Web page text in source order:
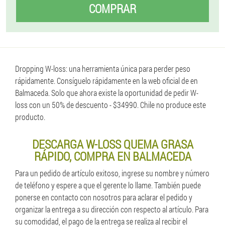
COMPRAR
Dropping W-loss: una herramienta única para perder peso
rápidamente. Consíguelo rápidamente en la web oficial de en
Balmaceda. Solo que ahora existe la oportunidad de pedir W-
loss con un 50% de descuento - $34990. Chile no produce este
producto.
DESCARGA W-LOSS QUEMA GRASA
RÁPIDO, COMPRA EN BALMACEDA
Para un pedido de artículo exitoso, ingrese su nombre y número
de teléfono y espere a que el gerente lo llame. También puede
ponerse en contacto con nosotros para aclarar el pedido y
organizar la entrega a su dirección con respecto al artículo. Para
su comodidad, el pago de la entrega se realiza al recibir el